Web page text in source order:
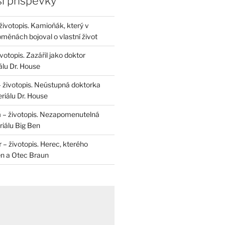
Kamioňák, který v
bojoval o vlastní život
Zazářil jako doktor
Dr. House
životopis. Neústupná doktorka
Dr. House
– životopis. Nezapomenutelná
Big Ben
– životopis. Herec, kterého
a Otec Braun